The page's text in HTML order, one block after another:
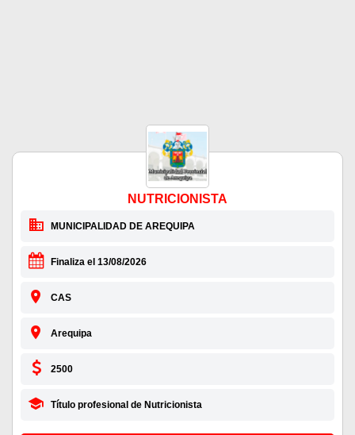
NUTRICIONISTA
MUNICIPALIDAD DE AREQUIPA
Finaliza el 13/08/2026
CAS
Arequipa
2500
Título profesional de Nutricionista